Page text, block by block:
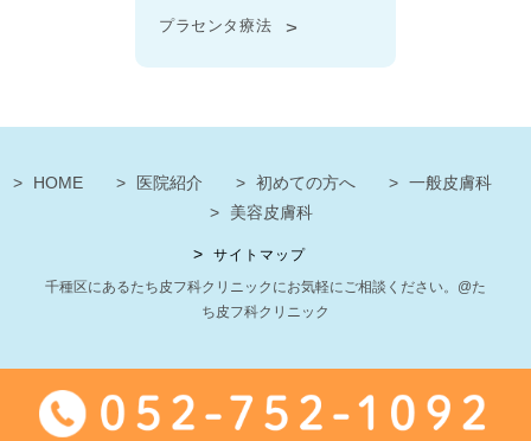
プラセンタ療法
HOME 医院紹介 初めての方へ
一般皮膚科
美容皮膚科
サイトマップ
千種区にあるたち皮フ科クリニックにお気軽にご相談ください。@た
ち皮フ科クリニック